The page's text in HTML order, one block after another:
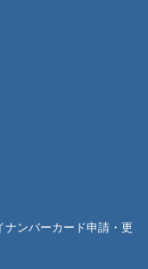
ンバーカード申請・更